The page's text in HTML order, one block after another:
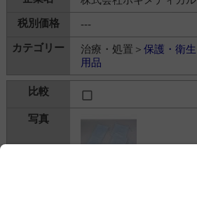
---
治療・処置＞ 保護・衛生
用品